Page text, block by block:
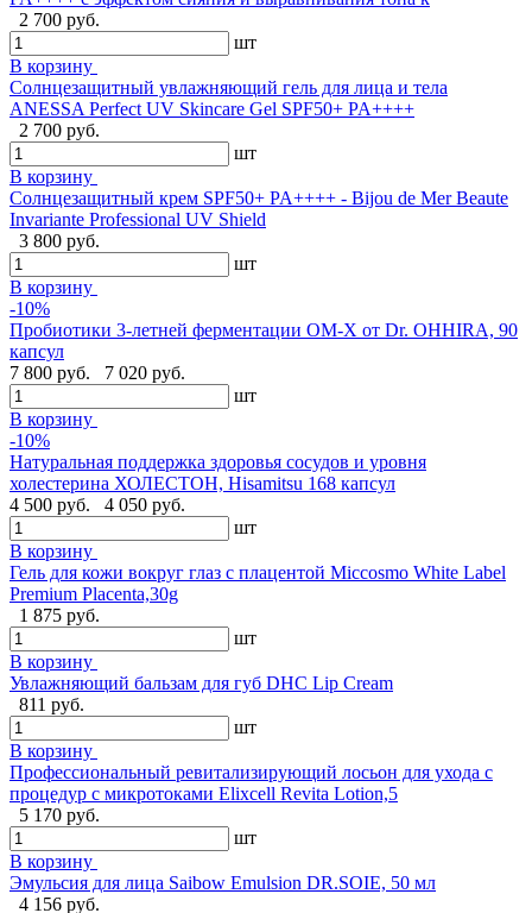
2 700 руб.
шт
В корзину
Солнцезащитный увлажняющий гель для лица и тела
ANESSA Perfect UV Skincare Gel SPF50+ PA++++
2 700 руб.
шт
В корзину
Cолнцезащитный крем SPF50+ PA++++ - Bijou de Mer Beaute
Invariante Professional UV Shield
3 800 руб.
шт
В корзину
-10%
Пробиотики 3-летней ферментации OM-X от Dr. OHHIRA, 90
капсул
7 800 руб.
7 020 руб.
шт
В корзину
-10%
Натуральная поддержка здоровья сосудов и уровня
холестерина ХОЛЕСТОН, Hisamitsu 168 капсул
4 500 руб.
4 050 руб.
шт
В корзину
Гель для кожи вокруг глаз с плацентой Miccosmo White Label
Premium Placenta,30g
1 875 руб.
шт
В корзину
Увлажняющий бальзам для губ DHC Lip Cream
811 руб.
шт
В корзину
Профессиональный ревитализирующий лосьон для ухода с
процедур с микротоками Elixcell Revita Lotion,5
5 170 руб.
шт
В корзину
Эмульсия для лица Saibow Emulsion DR.SOIE, 50 мл
4 156 руб.